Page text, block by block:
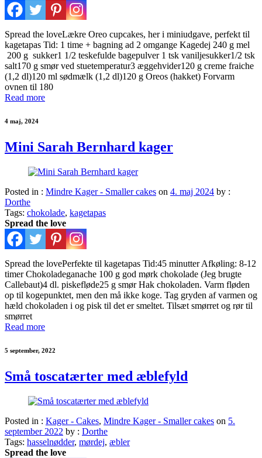
Spread the loveLækre Oreo cupcakes, her i miniudgave, perfekt til
kagetapas Tid: 1 time + bagning ad 2 omgange Kagedej 240 g mel
200 g sukker1 1/2 teskefulde bagepulver 1 tsk vaniljesukker1/2 tsk
salt170 g smør ved stuetemperatur3 æggehvider120 g creme fraiche
(1,2 dl)120 ml sødmælk (1,2 dl)120 g Oreos (hakket) Forvarm
ovnen til 180
Read more
4 maj, 2024
Mini Sarah Bernhard kager
Posted in : Mindre Kager - Smaller cakes on 4. maj 2024 by :
Dorthe
Tags: chokolade, kagetapas
Spread the love
Spread the lovePerfekte til kagetapas Tid:45 minutter Afkøling: 8-12
timer Chokoladeganache 100 g god mørk chokolade (Jeg brugte
Callebaut)4 dl. piskefløde25 g smør Hak chokoladen. Varm fløden
op til kogepunktet, men den må ikke koge. Tag gryden af varmen og
hæld chokoladen i og pisk til det er smeltet. Tilsæt smørret og rør til
smørret
Read more
5 september, 2022
Små toscatærter med æblefyld
Posted in : Kager - Cakes, Mindre Kager - Smaller cakes on 5.
september 2022 by : Dorthe
Tags: hasselnødder, mørdej, æbler
Spread the love